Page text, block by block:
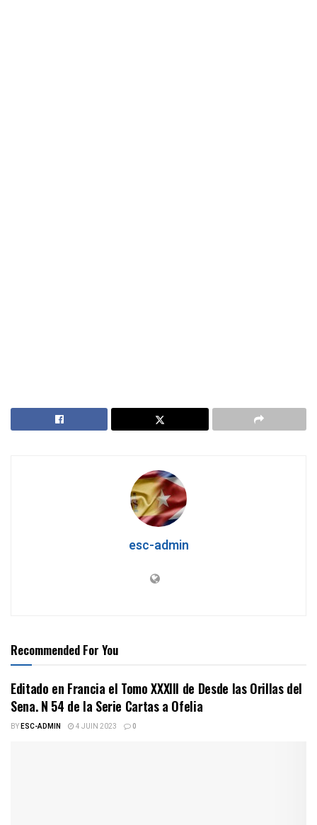
esc-admin
Recommended For You
Editado en Francia el Tomo XXXIII de Desde las Orillas del
Sena. N 54 de la Serie Cartas a Ofelia
BYESC-ADMIN 4 JUIN 2023 0